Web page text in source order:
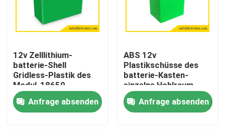
12v Zelllithium-
batterie-Shell
Gridless-Plastik des
Modul-18650
Anfrage absenden
ABS 12v
Plastikschüsse des
batterie-Kasten-
einzelne Hohlraum-
150K für
Solarstraßenlaterne
Anfrage absenden